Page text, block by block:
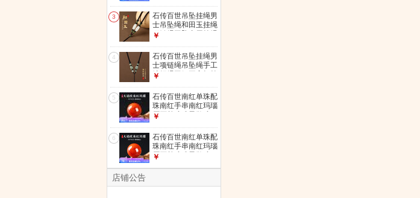
田玉吊坠挂绳【保
真】-优质线材
3
石传百世吊坠挂绳男
士吊坠绳和田玉挂绳
项链绳玉坠专用挂绳
田玉挂绳【保真】-
优质线材
￥
4
石传百世吊坠挂绳男
士项链绳吊坠绳手工
编织绳玉佩平安扣挂
青翡翠吊坠绳【咖
绳】-优质线材
￥
5
石传百世南红单珠配
珠南红手串南红玛瑙
原石单珠珠子散珠
珠珠径8毫米单颗
￥
6
石传百世南红单珠配
珠南红手串南红玛瑙
原石单珠珠子散珠
￥
店铺公告